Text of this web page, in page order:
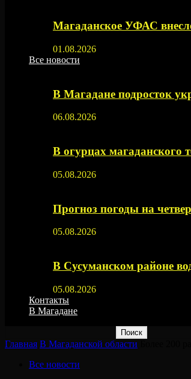
Магаданское УФАС
01.08.2026
Все новости
В Магадане подросток
06.08.2026
В огурцах магаданского
05.08.2026
Прогноз погоды на
05.08.2026
В Сусуманском районе
05.08.2026
Контакты
В Магадане
Главная В Магаданской области
Все новости